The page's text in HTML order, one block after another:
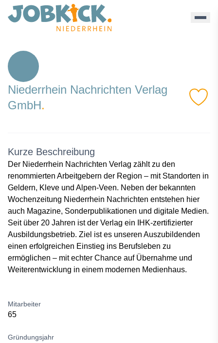
Nn Verlag - Jobkick Niederrhein
Niederrhein Nachrichten Verlag
GmbH.
Kurze Beschreibung
Der Niederrhein Nachrichten Verlag zählt zu den
renommierten Arbeitgebern der Region – mit Standorten in
Geldern, Kleve und Alpen-Veen. Neben der bekannten
Wochenzeitung Niederrhein Nachrichten entstehen hier
auch Magazine, Sonderpublikationen und digitale Medien.
Seit über 20 Jahren ist der Verlag ein IHK-zertifizierter
Ausbildungsbetrieb. Ziel ist es unseren Auszubildenden
einen erfolgreichen Einstieg ins Berufsleben zu
ermöglichen – mit echter Chance auf Übernahme und
Weiterentwicklung in einem modernen Medienhaus.
Mitarbeiter
65
Gründungsjahr